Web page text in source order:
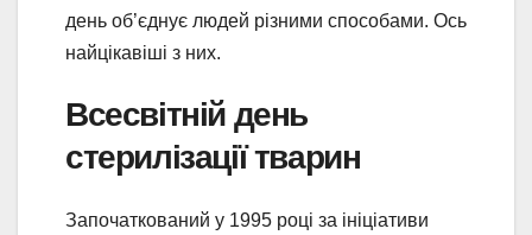
день об’єднує людей різними способами. Ось
найцікавіші з них.
Всесвітній день
стерилізації тварин
Започаткований у 1995 році за ініціативи